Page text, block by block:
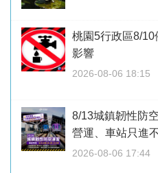
桃園5行政區8/
影響
2026-08-06 18:15
8/13城鎮韌性防
營運、車站只進
2026-08-06 17:44